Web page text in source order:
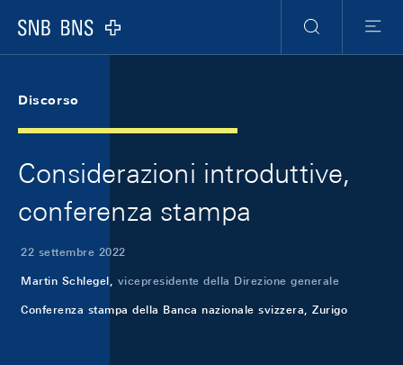
Logo
Ricerca
Menu
Discorso
Considerazioni introduttive,
conferenza stampa
22 settembre 2022
Martin Schlegel, vicepresidente della Direzione generale
Conferenza stampa della Banca nazionale svizzera, Zurigo